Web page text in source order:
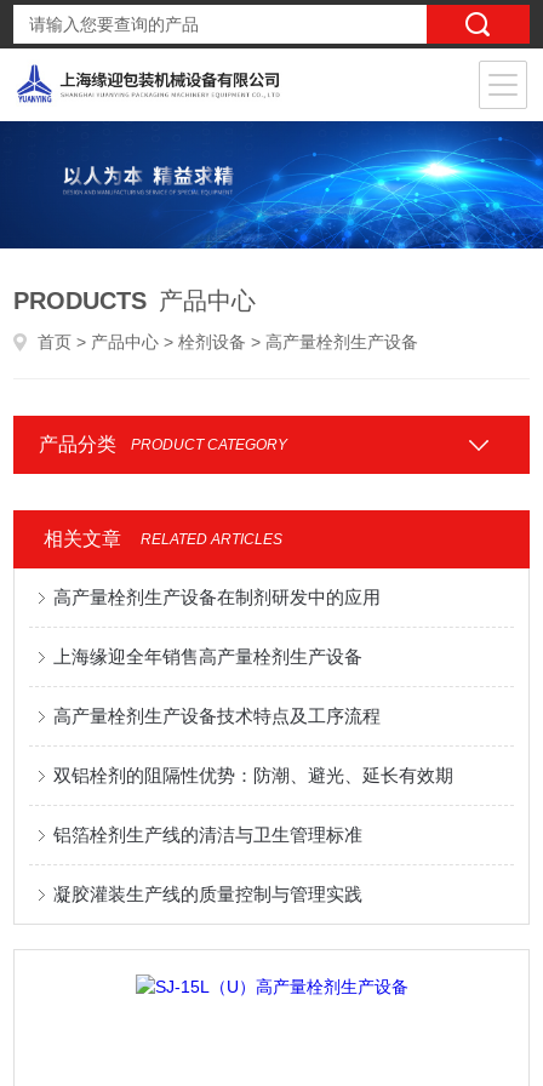
PRODUCTS 产品中心
首页 > 产品中心 >栓剂设备 > 高产量栓剂生产设备
产品分类 PRODUCT CATEGORY
相关文章 RELATED ARTICLES
高产量栓剂生产设备在制剂研发中的应用
上海缘迎全年销售高产量栓剂生产设备
高产量栓剂生产设备技术特点及工序流程
双铝栓剂的阻隔性优势：防潮、避光、延长有效期
铝箔栓剂生产线的清洁与卫生管理标准
凝胶灌装生产线的质量控制与管理实践